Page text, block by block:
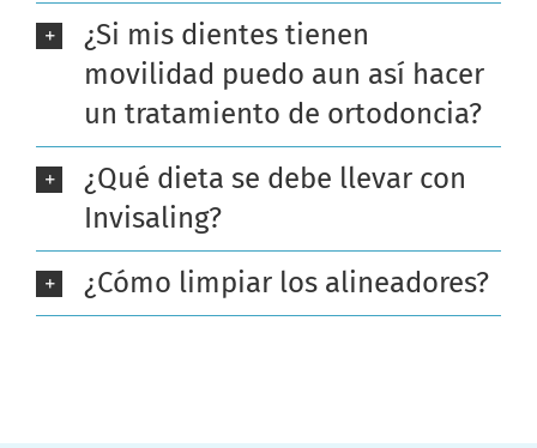
¿Si mis dientes tienen
movilidad puedo aun así hacer
un tratamiento de ortodoncia?
¿Qué dieta se debe llevar con
Invisaling?
¿Cómo limpiar los alineadores?